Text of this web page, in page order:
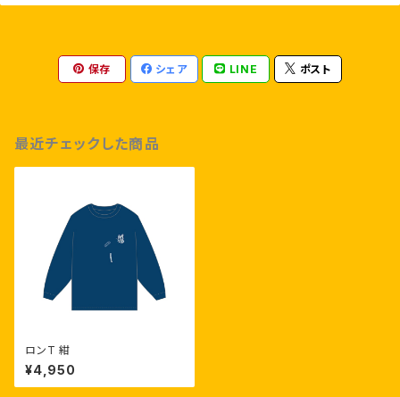
保存 シェア LINE ポスト
最近チェックした商品
ロンT 紺
¥4,950